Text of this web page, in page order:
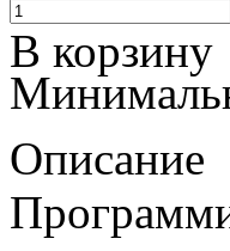
В корзину
Описание